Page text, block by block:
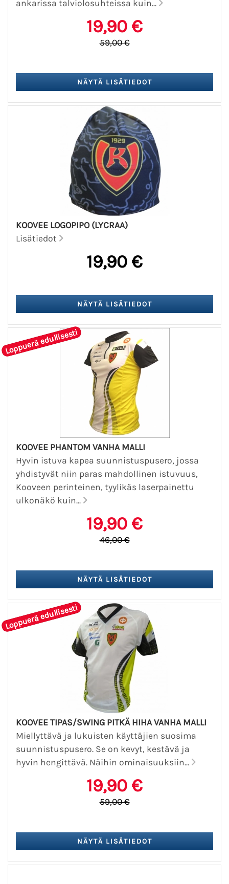
ankarissa talviolosuhteissa kuin...
19,90 €
59,00 €
KOOVEE LOGOPIPO (LYCRAA)
Lisätiedot
19,90 €
Loppuerä edullisesti
KOOVEE PHANTOM VANHA MALLI
Hyvin istuva kapea suunnistuspusero, jossa
yhdistyvät niin paras mahdollinen istuvuus,
Kooveen perinteinen, tyylikäs laserpainettu
ulkonäkö kuin...
19,90 €
46,00 €
Loppuerä edullisesti
KOOVEE TIPAS/SWING PITKÄ HIHA VANHA MALLI
Miellyttävä ja lukuisten käyttäjien suosima
suunnistuspusero. Se on kevyt, kestävä ja
hyvin hengittävä. Näihin ominaisuuksiin...
19,90 €
59,00 €